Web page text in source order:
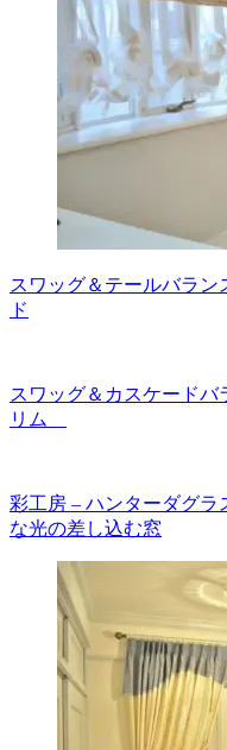
スワッグ＆テールバラ
ド
スワッグ＆カスケードバ
リム
彩工房 – ハンターダグ
な光の差し込む窓